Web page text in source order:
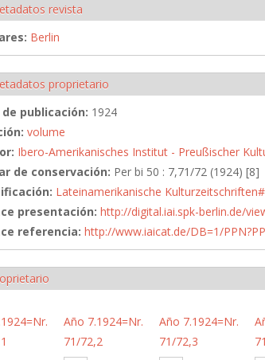
revista
Berlin
proprietario
de publicación: 1924
volume
Ibero-Amerikanisches Institut - Preußischer
de conservación: Per bi 50 : 7,71/72 (1924) [8]
Lateinamerikanische
presentación: http://digital.iai.spk-berlin.de/
referencia: http://www.iaicat.de/DB=1/
Año 7.1924=Nr.
71/72,2
Año 7.1924=Nr.
71/72,3